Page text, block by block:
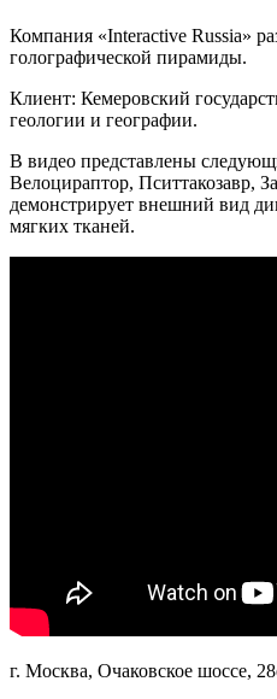
Компания «Interactive Russia»
голографической пирамиды.
Клиент: Кемеровский
геологии и географии.
В видео представлены
Велоцираптор, Пситтакозавр,
демонстрирует внешний вид
мягких тканей.
г. Москва, Очаковское шоссе,